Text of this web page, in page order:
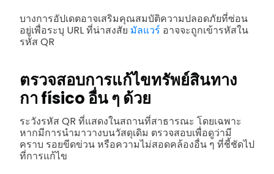
บางการอัปเดตอาจเสริมคุณสมบัติความปลอดภัยที่ซ่อน
อยู่เพื่อระบุ URL ที่น่าสงสัย มัลแวร์ อาจจะถูกเข้ารหัสใน
รหัส QR
ตรวจสอบการแก้ไขทรัพย์สินทาง
กา físico อื่น ๆ ด้วย
ระวังรหัส QR ที่แสดงในสถานที่สาธารณะ โดยเฉพาะ
หากมีการนำมาวางบนวัสดุเดิม ตรวจสอบเพื่อดูว่ามี
คราบ รอยขีดข่วน หรือความไม่สอดคล้องอื่น ๆ ที่ชี้ชัดไป
ที่การแก้ไข